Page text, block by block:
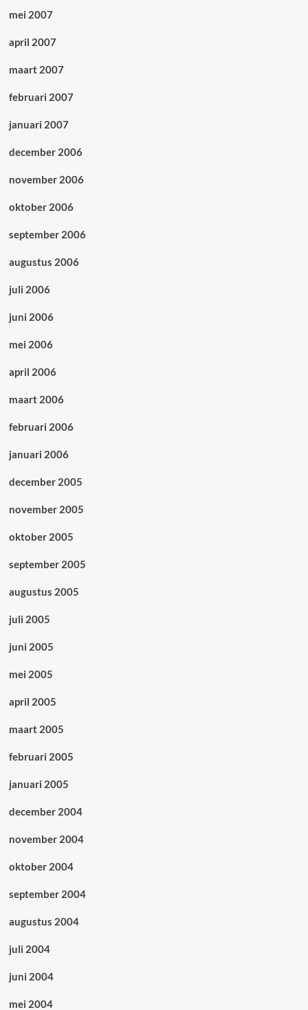
mei 2007
april 2007
maart 2007
februari 2007
januari 2007
december 2006
november 2006
oktober 2006
september 2006
augustus 2006
juli 2006
juni 2006
mei 2006
april 2006
maart 2006
februari 2006
januari 2006
december 2005
november 2005
oktober 2005
september 2005
augustus 2005
juli 2005
juni 2005
mei 2005
april 2005
maart 2005
februari 2005
januari 2005
december 2004
november 2004
oktober 2004
september 2004
augustus 2004
juli 2004
juni 2004
mei 2004